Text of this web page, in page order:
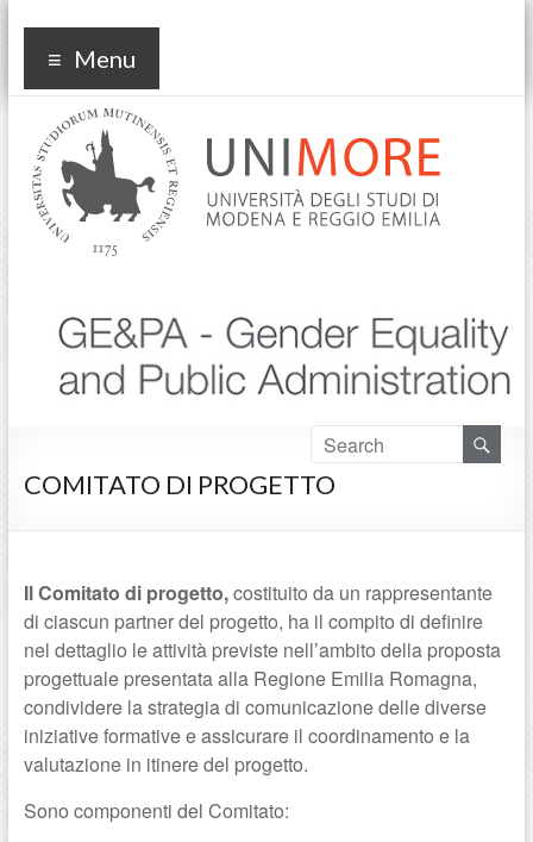
Progetto GE&PA – Gender
Equality and Public
Administration
Menu
COMITATO DI PROGETTO
Il Comitato di progetto,costituito da un rappresentante
di ciascun partner del progetto, ha il compito di definire
nel dettaglio le attività previste nell’ambito della proposta
progettuale presentata alla Regione Emilia Romagna,
condividere la strategia di comunicazione delle diverse
iniziative formative e assicurare il coordinamento e la
valutazione in itinere del progetto.
Sono componenti del Comitato: